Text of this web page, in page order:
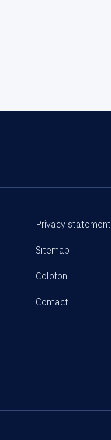
Privacy statement
Sitemap
Colofon
Contact